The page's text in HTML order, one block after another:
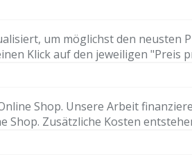
um möglichst den neusten
Klick auf den jeweiligen
Shop. Unsere Arbeit
Zusätzliche Kosten